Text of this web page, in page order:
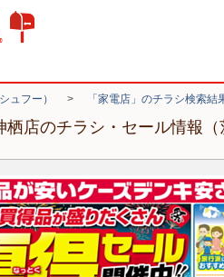
ュフー） > 「家電店」のチラシ検索結
栖店のチラシ・セール情報（